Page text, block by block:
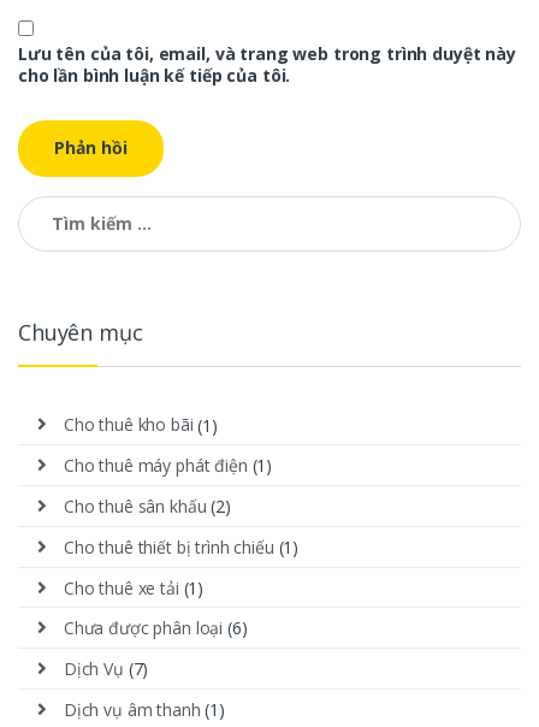
Lưu tên của tôi, email, và trang web trong trình duyệt này
cho lần bình luận kế tiếp của tôi.
Tìm kiếm cho:
Chuyên mục
Cho thuê kho bãi (1)
Cho thuê máy phát điện (1)
Cho thuê sân khấu (2)
Cho thuê thiết bị trình chiếu (1)
Cho thuê xe tải (1)
Chưa được phân loại (6)
Dịch Vụ (7)
Dịch vụ âm thanh (1)